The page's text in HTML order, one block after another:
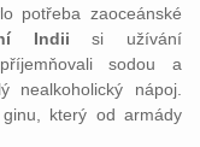
potřeba zaoceánské
Indii si užívání
sodou a
nealkoholický nápoj.
který od armády